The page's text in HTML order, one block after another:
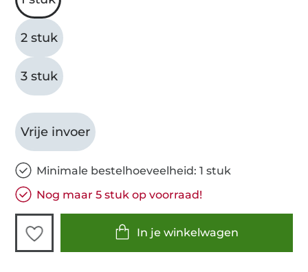
2 stuk
3 stuk
Vrije invoer
Minimale bestelhoeveelheid: 1 stuk
Nog maar 5 stuk op voorraad!
In je winkelwagen